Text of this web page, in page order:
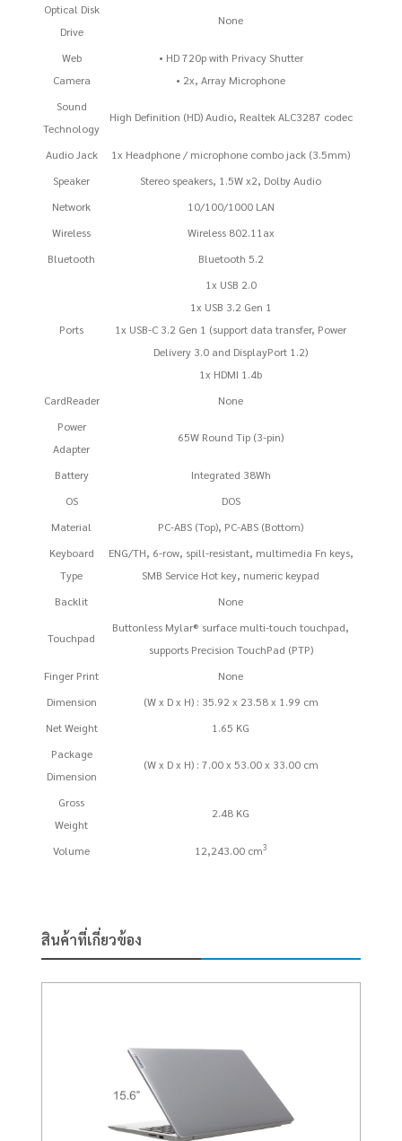
Optical Disk
Drive
None
Web
Camera
• HD 720p with Privacy Shutter
• 2x, Array Microphone
Sound
Technology
High Definition (HD) Audio, Realtek ALC3287 codec
Audio Jack
1x Headphone / microphone combo jack (3.5mm)
Speaker
Stereo speakers, 1.5W x2, Dolby Audio
Network
10/100/1000 LAN
Wireless
Wireless 802.11ax
Bluetooth
Bluetooth 5.2
Ports
1x USB 2.0
1x USB 3.2 Gen 1
1x USB-C 3.2 Gen 1 (support data transfer, Power
Delivery 3.0 and DisplayPort 1.2)
1x HDMI 1.4b
CardReader
None
Power
Adapter
65W Round Tip (3-pin)
Battery
Integrated 38Wh
OS
DOS
Material
PC-ABS (Top), PC-ABS (Bottom)
Keyboard
Type
ENG/TH, 6-row, spill-resistant, multimedia Fn keys,
SMB Service Hot key, numeric keypad
Backlit
None
Touchpad
Buttonless Mylar® surface multi-touch touchpad,
supports Precision TouchPad (PTP)
Finger Print
None
Dimension
(W x D x H) : 35.92 x 23.58 x 1.99 cm
Net Weight
1.65 KG
Package
Dimension
(W x D x H) : 7.00 x 53.00 x 33.00 cm
Gross
Weight
2.48 KG
Volume 12,243.00 cm3
สินค้าที่เกี่ยวข้อง